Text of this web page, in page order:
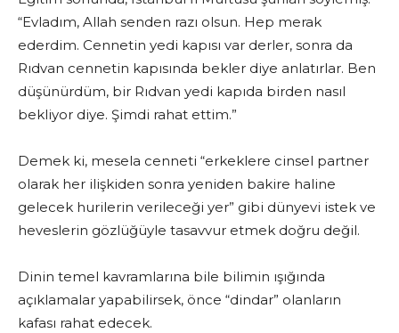
“Evladım, Allah senden razı olsun. Hep merak
ederdim. Cennetin yedi kapısı var derler, sonra da
Rıdvan cennetin kapısında bekler diye anlatırlar. Ben
düşünürdüm, bir Rıdvan yedi kapıda birden nasıl
bekliyor diye. Şimdi rahat ettim.”
Demek ki, mesela cenneti “erkeklere cinsel partner
olarak her ilişkiden sonra yeniden bakire haline
gelecek hurilerin verileceği yer” gibi dünyevi istek ve
heveslerin gözlüğüyle tasavvur etmek doğru değil.
Dinin temel kavramlarına bile bilimin ışığında
açıklamalar yapabilirsek, önce “dindar” olanların
kafası rahat edecek.